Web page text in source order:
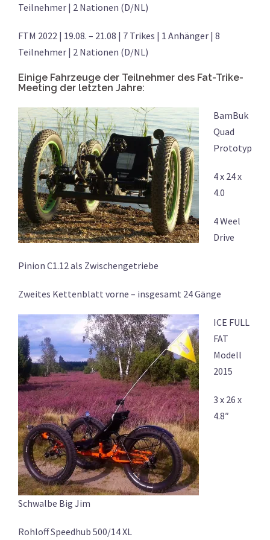
Teilnehmer | 2 Nationen (D/NL)
FTM 2022 | 19.08. – 21.08 | 7 Trikes | 1 Anhänger | 8
Teilnehmer | 2 Nationen (D/NL)
Einige Fahrzeuge der Teilnehmer des Fat-Trike-
Meeting der letzten Jahre:
BamBuk
Quad
Prototyp
4 x 24 x
4.0
4 Weel
Drive
Pinion C1.12 als Zwischengetriebe
Zweites Kettenblatt vorne – insgesamt 24 Gänge
ICE FULL
FAT
Modell
2015
3 x 26 x
4.8″
Schwalbe Big Jim
Rohloff Speedhub 500/14 XL